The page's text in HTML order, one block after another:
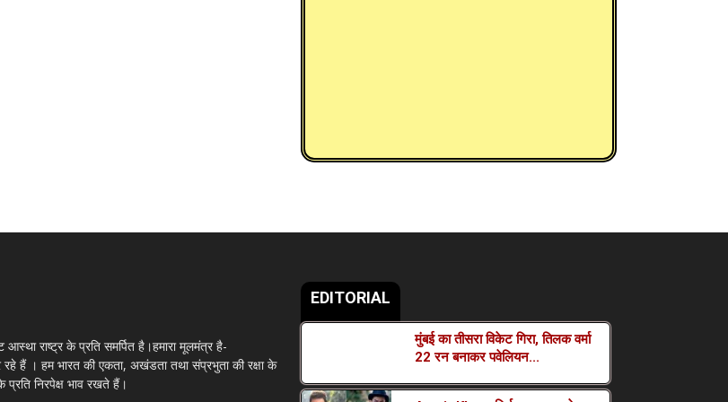
आस्था राष्ट्र के प्रति समर्पित है।हमारा मूलमंत्र है-
रहे हैं । हम भारत की एकता, अखंडता तथा संप्रभुता की रक्षा के
निरपेक्ष भाव रखते हैं।
EDITORIAL
मुंबई का तीसरा विकेट गिरा, तिलक वर्मा
22 रन बनाकर पवेलियन...